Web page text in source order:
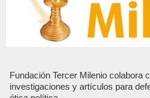
Fundación Tercer Milenio colabora
investigaciones y artículos para